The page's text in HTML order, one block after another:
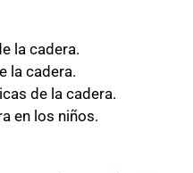
la cadera.
la cadera.
de la cadera.
en los niños.